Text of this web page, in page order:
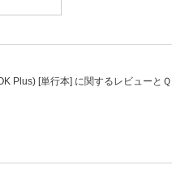
Plus) [単行本] に関するレビューとＱ